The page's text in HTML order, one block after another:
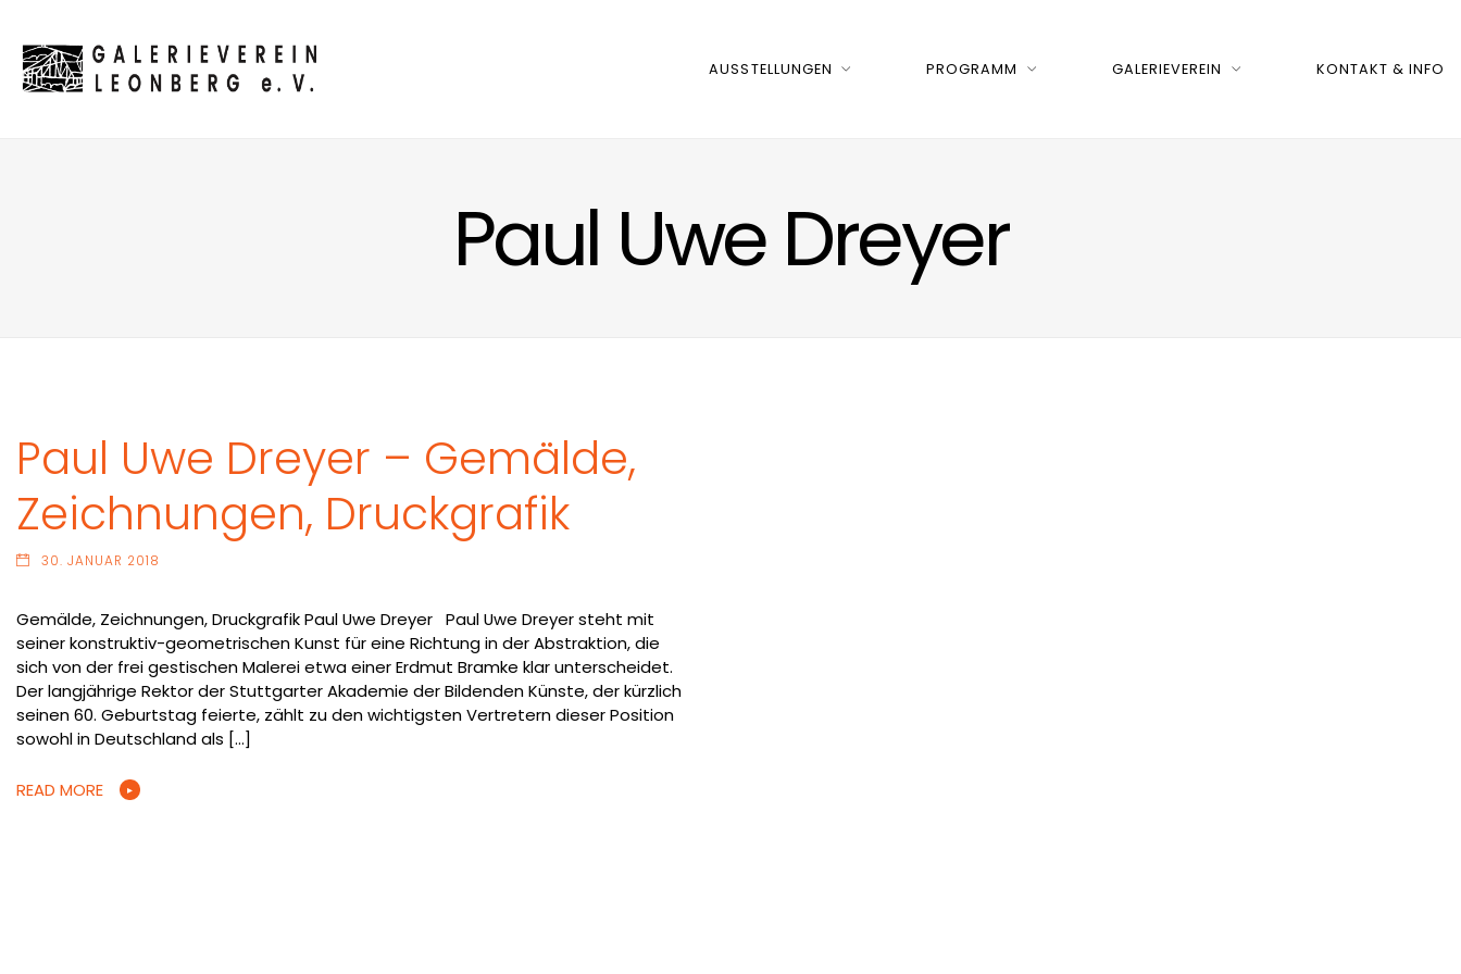
AUSSTELLUNGEN PROGRAMM GALERIEVEREIN KONTAKT & INFO
Paul Uwe Dreyer
Paul Uwe Dreyer – Gemälde,
Zeichnungen, Druckgrafik
30. JANUAR 2018
Gemälde, Zeichnungen, Druckgrafik Paul Uwe Dreyer Paul Uwe Dreyer steht mit
seiner konstruktiv-geometrischen Kunst für eine Richtung in der Abstraktion, die
sich von der frei gestischen Malerei etwa einer Erdmut Bramke klar unterscheidet.
Der langjährige Rektor der Stuttgarter Akademie der Bildenden Künste, der kürzlich
seinen 60. Geburtstag feierte, zählt zu den wichtigsten Vertretern dieser Position
sowohl in Deutschland als […]
READ MORE